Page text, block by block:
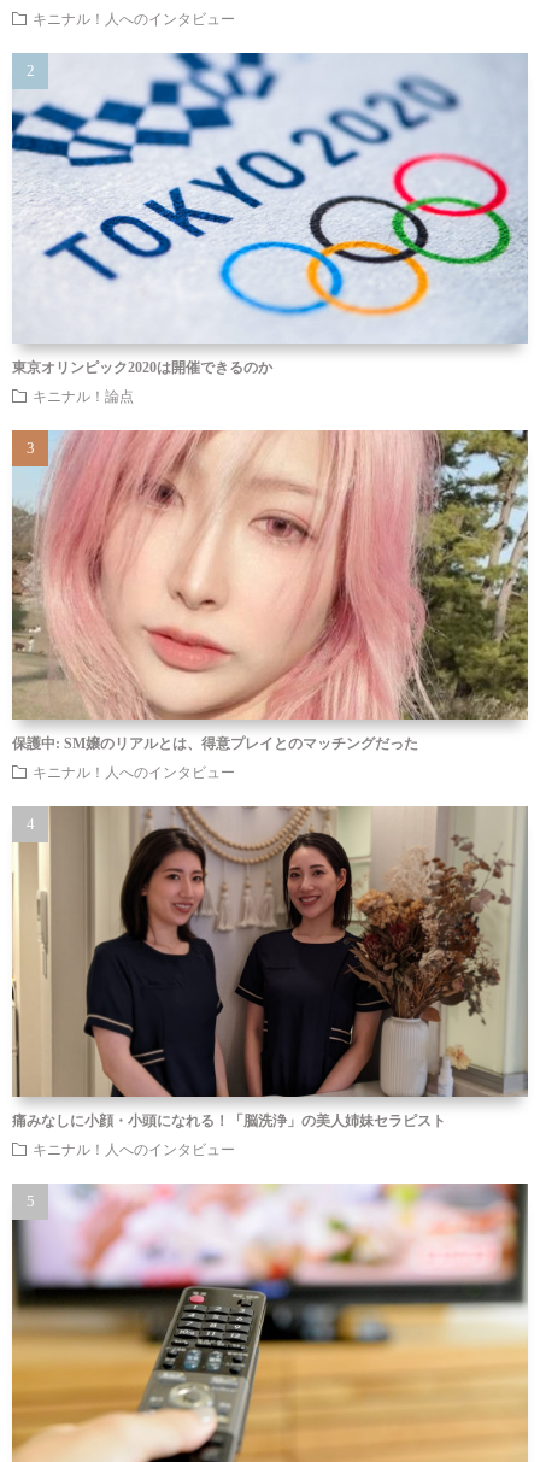
キニナル！人へのインタビュー
東京オリンピック2020は開催できるのか
キニナル！論点
保護中: SM嬢のリアルとは、得意プレイとのマッチングだった
キニナル！人へのインタビュー
痛みなしに小顔・小頭になれる！「脳洗浄」の美人姉妹セラピスト
キニナル！人へのインタビュー